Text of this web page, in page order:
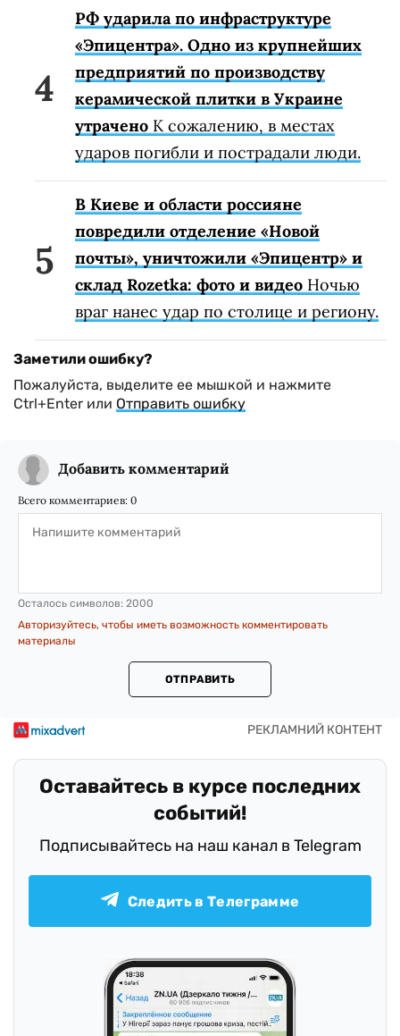
РФ ударила по инфраструктуре
«Эпицентра». Одно из крупнейших
предприятий по производству
керамической плитки в Украине
утрачено К сожалению, в местах
ударов погибли и пострадали люди.
В Киеве и области россияне
повредили отделение «Новой
почты», уничтожили «Эпицентр» и
склад Rozetka: фото и видео Ночью
враг нанес удар по столице и региону.
Заметили ошибку?
Пожалуйста, выделите ее мышкой и нажмите
Ctrl+Enter или Отправить ошибку
Добавить комментарий
Всего комментариев: 0
Осталось символов: 2000
Авторизуйтесь, чтобы иметь возможность комментировать
материалы
ОТПРАВИТЬ
Оставайтесь в курсе последних
событий!
Подписывайтесь на наш канал в Telegram
Следить в Телеграмме